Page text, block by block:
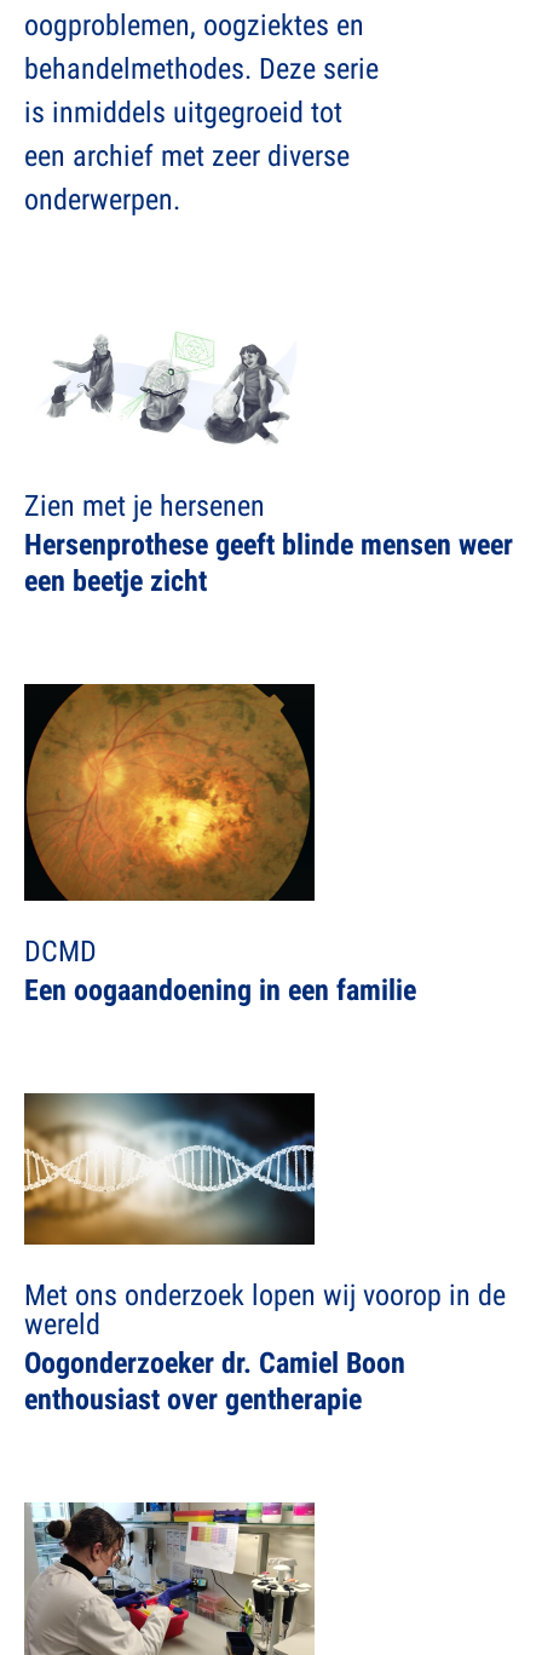
oogproblemen, oogziektes en
behandelmethodes. Deze serie
is inmiddels uitgegroeid tot
een archief met zeer diverse
onderwerpen.
Zien met je hersenen
Hersenprothese geeft blinde mensen weer
een beetje zicht
DCMD
Een oogaandoening in een familie
Met ons onderzoek lopen wij voorop in de
wereld
Oogonderzoeker dr. Camiel Boon
enthousiast over gentherapie